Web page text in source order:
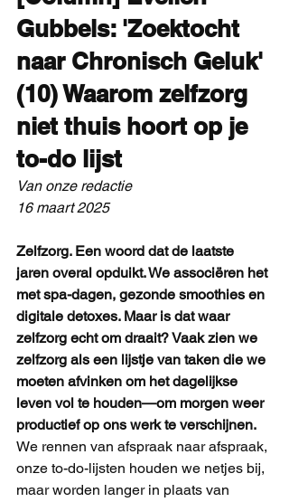
Gubbels: 'Zoektocht
naar Chronisch Geluk'
(10) Waarom zelfzorg
niet thuis hoort op je
to-do lijst
Van onze redactie
16 maart 2025
Zelfzorg. Een woord dat de laatste
jaren overal opduikt. We associëren het
met spa-dagen, gezonde smoothies en
digitale detoxes. Maar is dat waar
zelfzorg echt om draait? Vaak zien we
zelfzorg als een lijstje van taken die we
moeten afvinken om het dagelijkse
leven vol te houden—om morgen weer
productief op ons werk te verschijnen.
We rennen van afspraak naar afspraak,
onze to-do-lijsten houden we netjes bij,
maar worden langer in plaats van